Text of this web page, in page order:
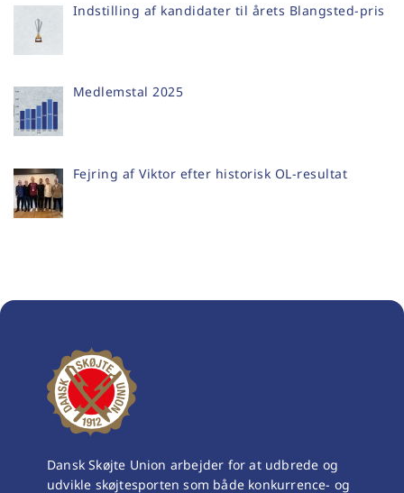
Indstilling af kandidater til årets Blangsted-pris
Medlemstal 2025
Fejring af Viktor efter historisk OL-resultat
Dansk Skøjte Union arbejder for at udbrede og
udvikle skøjtesporten som både konkurrence- og